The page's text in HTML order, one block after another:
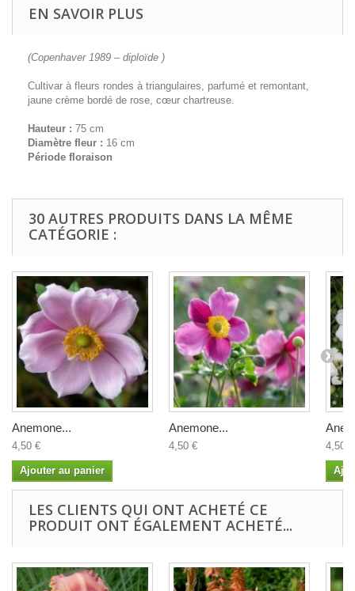
EN SAVOIR PLUS
(Copenhaver 1989 – diploïde )
Cultivar à fleurs rondes à triangulaires, parfumé et remontant,
jaune crème bordé de rose, cœur chartreuse.
Hauteur : 75 cm
Diamètre fleur : 16 cm
Période floraison
30 AUTRES PRODUITS DANS LA MÊME
CATÉGORIE :
Anemone...
4,50 €
Ajouter au panier
Anemone...
4,50 € 4,50 €
LES CLIENTS QUI ONT ACHETÉ CE
PRODUIT ONT ÉGALEMENT ACHETÉ...